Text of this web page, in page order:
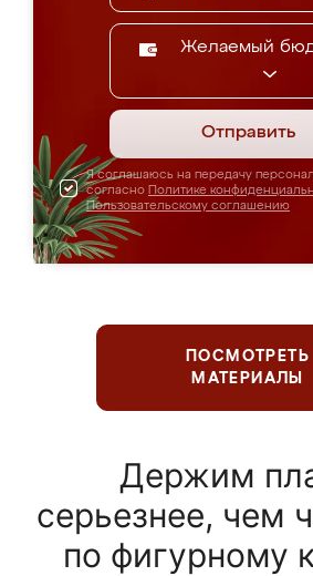
Желаемый
Отправить
Я соглашаюсь на передачу
согласно Политике
Пользовательскому соглашению
ПОСМОТРЕТЬ
МАТЕРИАЛЫ
Держим
серьезнее, чем
по фигурному